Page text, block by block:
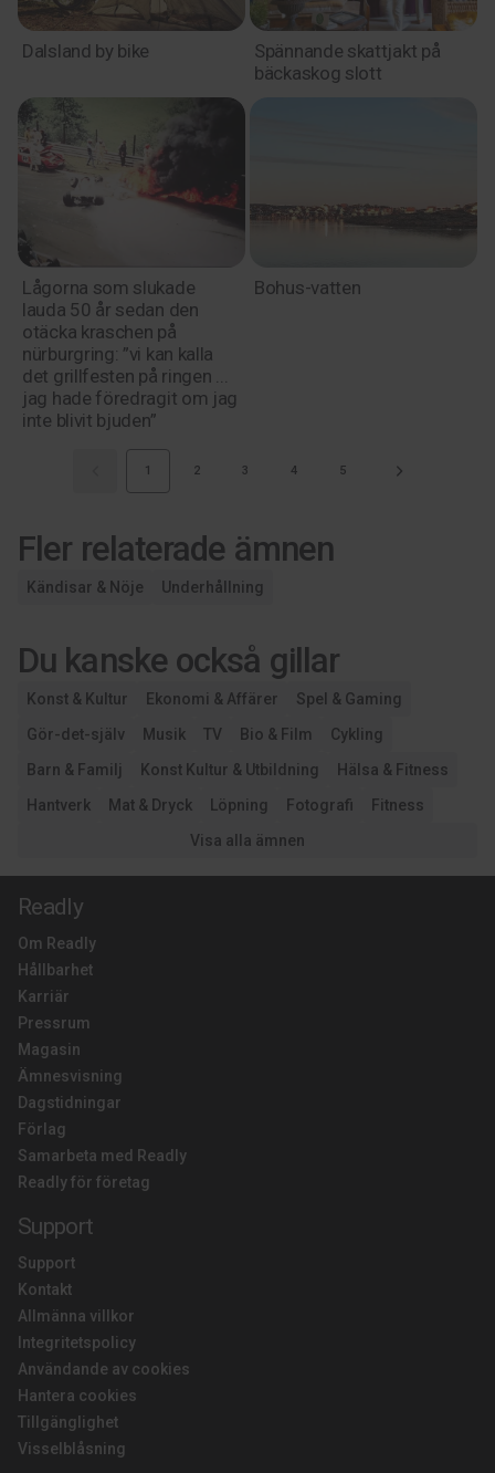
Dalsland by bike
Spännande skattjakt på
bäckaskog slott
Lågorna som slukade
lauda 50 år sedan den
otäcka kraschen på
nürburgring: ”vi kan kalla
det grillfesten på ringen ...
jag hade föredragit om jag
inte blivit bjuden”
Bohus-vatten
1 2 3 4 5
Fler relaterade ämnen
Kändisar & Nöje Underhållning
Du kanske också gillar
Konst & Kultur Ekonomi & Affärer
Spel & Gaming
Gör-det-själv
Musik TV Bio & Film
Cykling
Barn & Familj
Konst Kultur & Utbildning
Hälsa & Fitness
Hantverk
Mat & Dryck Löpning Fotografi
Fitness
Visa alla ämnen
Readly
Om Readly
Hållbarhet
Karriär
Pressrum
Magasin
Ämnesvisning
Dagstidningar
Förlag
Samarbeta med Readly
Readly för företag
Support
Support
Kontakt
Allmänna villkor
Integritetspolicy
Användande av cookies
Hantera cookies
Tillgänglighet
Visselblåsning